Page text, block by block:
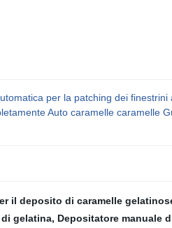
per la patching dei finestrini
Auto caramelle caramelle
il deposito di caramelle
gelatina, Depositatore manuale